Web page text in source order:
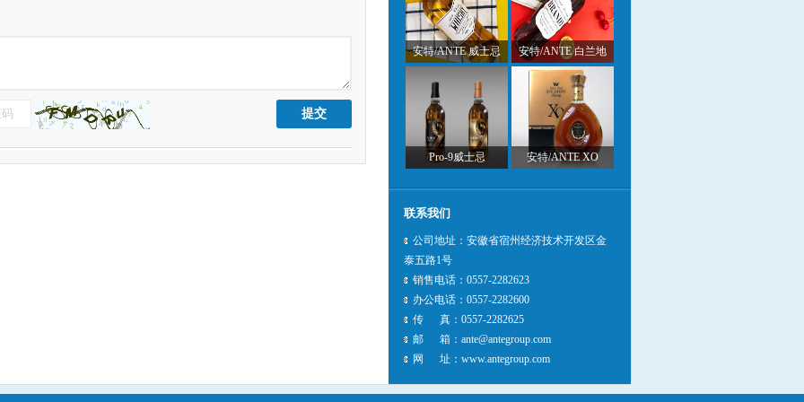
安特/ANTE 威士忌 安特/ANTE 白兰地
Pro-9威士忌 安特/ANTE XO
联系我们
公司地址：安徽省宿州经济技术开发区金
泰五路1号
销售电话：0557-2282623
办公电话：0557-2282600
传 真：0557-2282625
邮 箱： ante@antegroup.com
网 址： www.antegroup.com